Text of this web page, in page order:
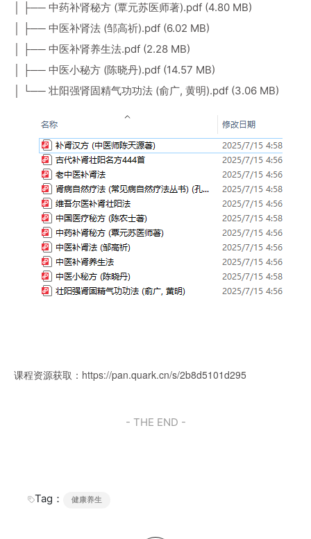
│ ├── 中药补肾秘方 (覃元苏医师著).pdf (4.80 MB)
│ ├── 中医补肾法 (邹高祈).pdf (6.02 MB)
│ ├── 中医补肾养生法.pdf (2.28 MB)
│ ├── 中医小秘方 (陈晓丹).pdf (14.57 MB)
│ └── 壮阳强肾固精气功功法 (俞广, 黄明).pdf (3.06 MB)
课程资源获取： https://pan.quark.cn/s/2b8d5101d295
- THE END -
Tag： 健康养生